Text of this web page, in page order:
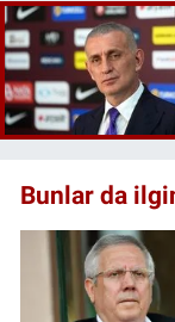
Bunlar da